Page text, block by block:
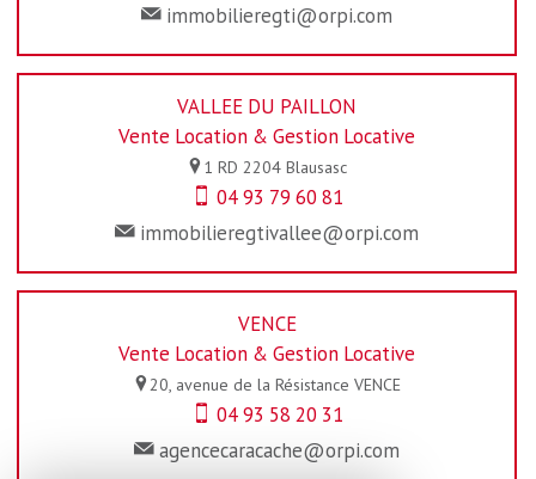
immobilieregti@orpi.com
VALLEE DU PAILLON
Vente Location & Gestion Locative
1 RD 2204 Blausasc
04 93 79 60 81
immobilieregtivallee@orpi.com
VENCE
Vente Location & Gestion Locative
20, avenue de la Résistance VENCE
04 93 58 20 31
agencecaracache@orpi.com